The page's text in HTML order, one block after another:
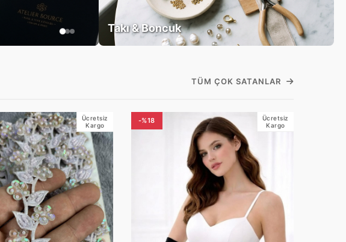
Takı & Boncuk
TÜM ÇOK SATANLAR
Ücretsiz
Kargo
-%18
Ücretsiz
Kargo